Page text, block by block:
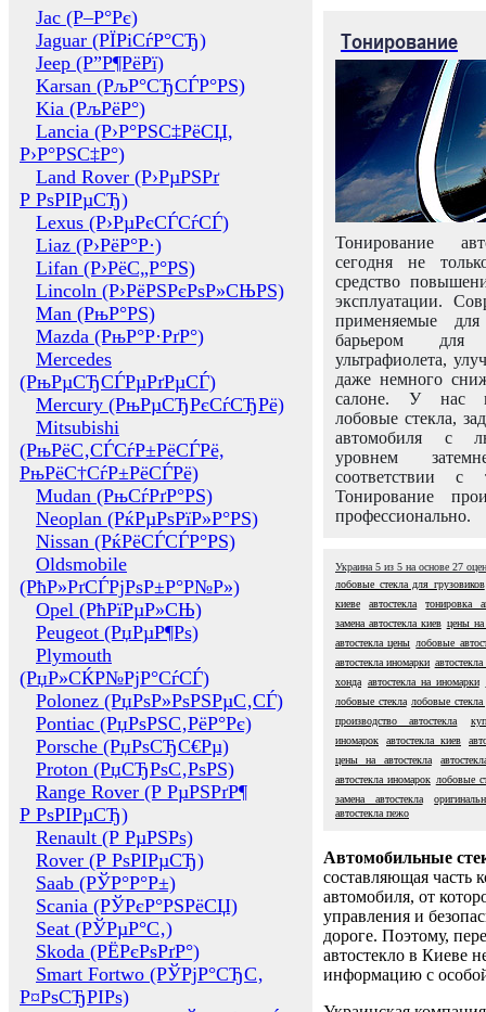
Jac (Р–Р°Рє)
Jaguar (РЇРіСѓР°СЂ)
Jeep (Р”Р¶РёРї)
Karsan (РљР°СЂСЃР°РЅ)
Kia (РљРёР°)
Lancia (Р›Р°РЅС‡РёСЏ,
Р›Р°РЅС‡Р°)
Land Rover (Р›РµРЅРґ
Р РѕРІРµСЂ)
Lexus (Р›РµРєСЃСѓСЃ)
Liaz (Р›РёР°Р·)
Lifan (Р›РёС„Р°РЅ)
Lincoln (Р›РёРЅРєРѕР»СЊРЅ)
Man (РњР°РЅ)
Mazda (РњР°Р·РґР°)
Mercedes
(РњРµСЂСЃРµРґРµСЃ)
Mercury (РњРµСЂРєСѓСЂРё)
Mitsubishi
(РњРёС‚СЃСѓР±РёСЃРё,
РњРёС†СѓР±РёСЃРё)
Mudan (РњСѓРґР°РЅ)
Neoplan (РќРµРѕРїР»Р°РЅ)
Nissan (РќРёСЃСЃР°РЅ)
Oldsmobile
(РћР»РґСЃРјРѕР±Р°Р№Р»)
Opel (РћРїРµР»СЊ)
Peugeot (РџРµР¶Рѕ)
Plymouth
(РџР»СЌР№РјР°СѓСЃ)
Polonez (РџРѕР»РѕРЅРµС‚СЃ)
Pontiac (РџРѕРЅС‚РёР°Рє)
Porsche (РџРѕСЂС€Рµ)
Proton (РџСЂРѕС‚РѕРЅ)
Range Rover (Р РµРЅРґР¶
Р РѕРІРµСЂ)
Renault (Р РµРЅРѕ)
Rover (Р РѕРІРµСЂ)
Saab (РЎР°Р°Р±)
Scania (РЎРєР°РЅРёСЏ)
Seat (РЎРµР°С‚)
Skoda (РЁРєРѕРґР°)
Smart Fortwo (РЎРјР°СЂС‚
Р¤РѕСЂРІРѕ)
Тонирование
Тонирование
сегодня не
средство
эксплуатации.
применяемые
барьером для
ультрафиолета,
даже немного
салоне. У нас
лобовые стекла,
автомобиля с
уровнем
соответствии с
Тонирование
профессионально.
Украина 5 из 5 на основе 27
лобовые стекла для грузовиков
киеве
автостекла
тонировка
замена автостекла киев цены на
автостекла цены лобовые
автостекла иномарки автостекла
хонда автостекла на иномарки
лобовые стекла лобовые
производство автостекла
иномарок
автостекла киев
цены на автостекла
автостекла иномарок лобовые
замена автостекла
автостекла пежо
Автомобильные
составляющая часть
автомобиля, от
управления и
дороге. Поэтому,
автостекло в Киеве
информацию с